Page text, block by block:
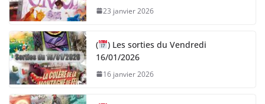
23 janvier 2026
(
) Les sorties du Vendredi
16/01/2026
16 janvier 2026